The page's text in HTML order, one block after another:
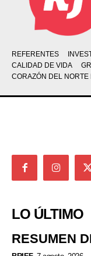
REFERENTES
CALIDAD DE VIDA
CORAZÓN DEL NORTE
LO ÚLTIMO
RESUMEN